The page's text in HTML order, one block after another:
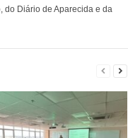
do Diário de Aparecida e da